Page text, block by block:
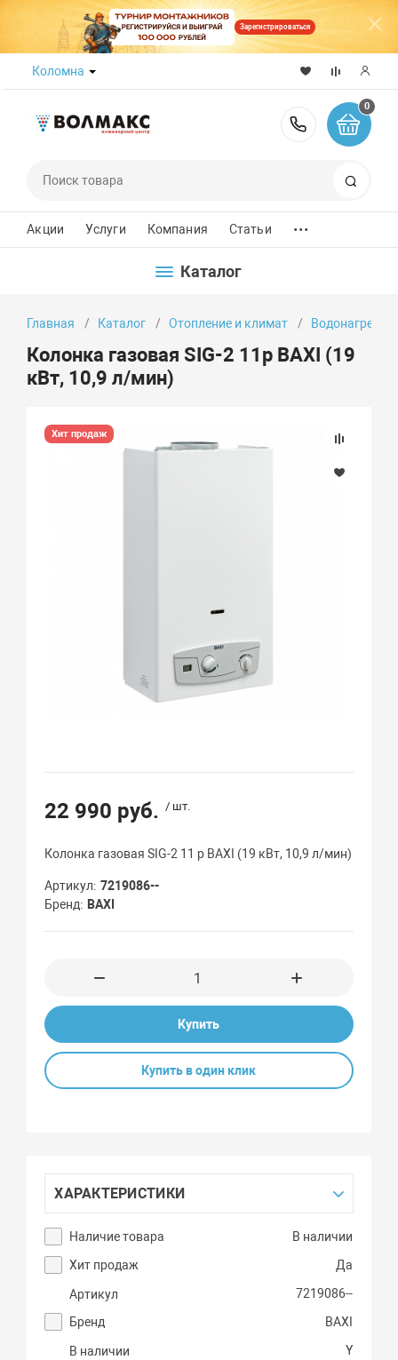
Зарегистрироваться
Коломна
8 (800)
0
Акции Услуги Компания Статьи ...
Каталог
Главная Каталог Отопление и климат
Колонка газовая SIG-2 11p BAXI (19
кВт, 10,9 л/мин)
Хит продаж
22 990 руб. / шт.
Колонка газовая SIG-2 11 p BAXI (19 кВт, 10,9 л/мин)
Артикул 7219086--
Бренд
BAXI
Купить
Купить в один клик
ХАРАКТЕРИСТИКИ
Наличие товара
В наличии
Хит продаж
Да
Артикул
7219086--
Бренд
BAXI
В наличии Y